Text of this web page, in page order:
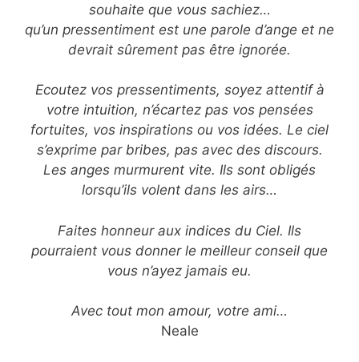
souhaite que vous sachiez…
qu’un pressentiment est une parole d’ange et ne
devrait sûrement pas être ignorée.
Ecoutez vos pressentiments, soyez attentif à
votre intuition, n’écartez pas vos pensées
fortuites, vos inspirations ou vos idées. Le ciel
s’exprime par bribes, pas avec des discours.
Les anges murmurent vite. Ils sont obligés
lorsqu’ils volent dans les airs…
Faites honneur aux indices du Ciel. Ils
pourraient vous donner le meilleur conseil que
vous n’ayez jamais eu.
Avec tout mon amour, votre ami…
Neale